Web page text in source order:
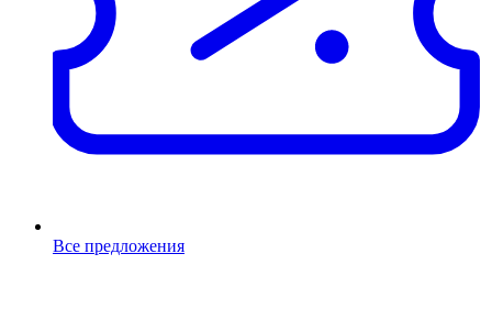
Все предложения